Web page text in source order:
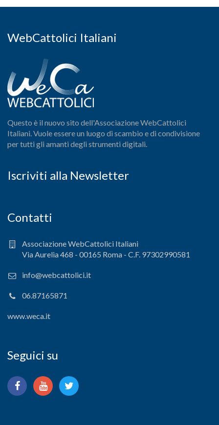
WebCattolici Italiani
Questo è il nuovo sito dell'Associazione WebCattolici
Italiani. Vuole essere un luogo di scambio e di condivisione
per tutti gli amanti degli strumenti digitali.
Iscriviti alla Newsletter
Contatti
Associazione WebCattolici Italiani
Via Aurelia 468 - 00165 Roma - C.F. 97302990581
info@webcattolici.it
06.87165871
www.weca.it
Seguici su